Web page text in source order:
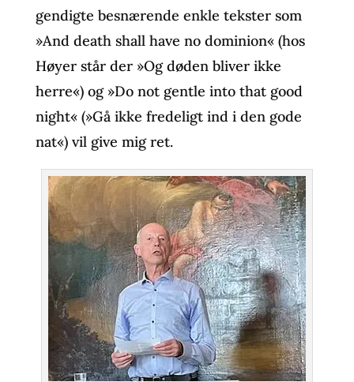
gendigte besnærende enkle tekster som
»And death shall have no dominion« (hos
Høyer står der »Og døden bliver ikke
herre«) og »Do not gentle into that good
night« (»Gå ikke fredeligt ind i den gode
nat«) vil give mig ret.